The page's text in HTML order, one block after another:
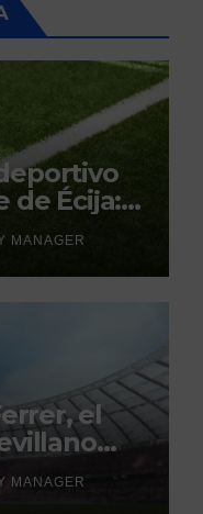
de Écija:
MANAGER
el
genera
MANAGER